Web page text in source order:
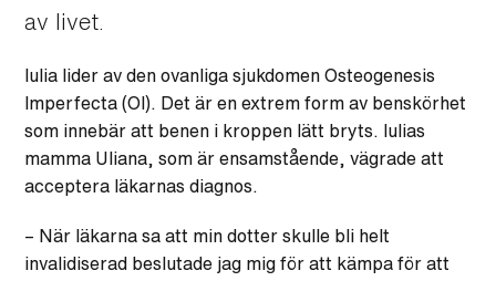
av livet.
Iulia lider av den ovanliga sjukdomen Osteogenesis
Imperfecta (OI). Det är en extrem form av benskörhet
som innebär att benen i kroppen lätt bryts. Iulias
mamma Uliana, som är ensamstående, vägrade att
acceptera läkarnas diagnos.
– När läkarna sa att min dotter skulle bli helt
invalidiserad beslutade jag mig för att kämpa för att